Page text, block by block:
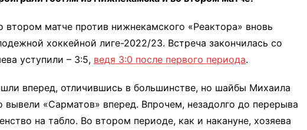
втором матче против нижнекамского «Реактора» вновь
хоккейной лиге-2022/23. Встреча закончилась со
уступили – 3:5, ведя 3:0 после первого периода.
вперед, отличившись в большинстве, но шайбы Михаила
«Сарматов» вперед. Впрочем, незадолго до перерыва
на табло. Во втором периоде, как и накануне, хозяева